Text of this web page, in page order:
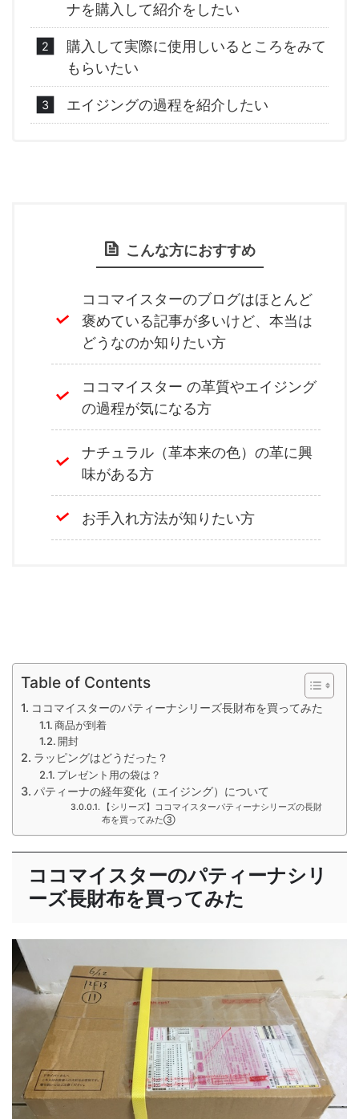
ナを購入して紹介をしたい
購入して実際に使用しいるところをみて
もらいたい
エイジングの過程を紹介したい
こんな方におすすめ
ココマイスターのブログはほとんど
褒めている記事が多いけど、本当は
どうなのか知りたい方
ココマイスター の革質やエイジング
の過程が気になる方
ナチュラル（革本来の色）の革に興
味がある方
お手入れ方法が知りたい方
Table of Contents
ココマイスターのパティーナシリーズ長財布を買ってみた
商品が到着
開封
ラッピングはどうだった？
プレゼント用の袋は？
パティーナの経年変化（エイジング）について
【シリーズ】ココマイスターパティーナシリーズの長財
布を買ってみた③
ココマイスターのパティーナシリ
ーズ長財布を買ってみた